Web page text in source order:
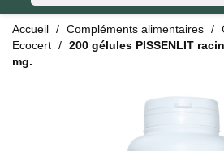
Accueil Compléments alimentaires
Ecocert
200 gélules PISSENLIT
mg.